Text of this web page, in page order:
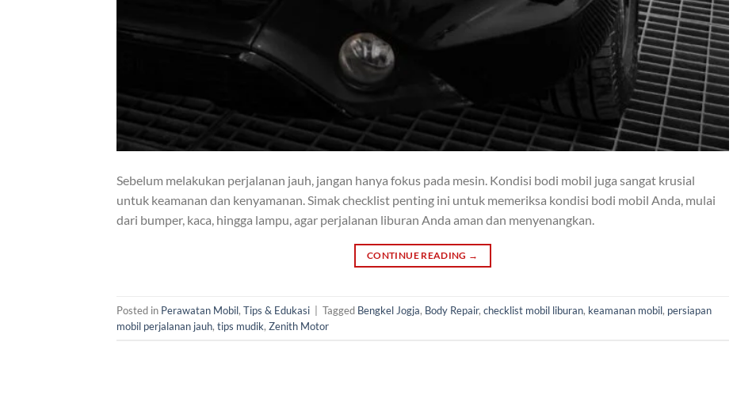
Sebelum melakukan perjalanan jauh, jangan hanya fokus pada mesin. Kondisi bodi mobil juga sangat krusial
untuk keamanan dan kenyamanan. Simak checklist penting ini untuk memeriksa kondisi bodi mobil Anda, mulai
dari bumper, kaca, hingga lampu, agar perjalanan liburan Anda aman dan menyenangkan.
CONTINUE READING →
Posted in Perawatan Mobil, Tips & Edukasi Tagged Bengkel Jogja, Body Repair, checklist mobil liburan, keamanan mobil, persiapan
mobil perjalanan jauh, tips mudik, Zenith Motor